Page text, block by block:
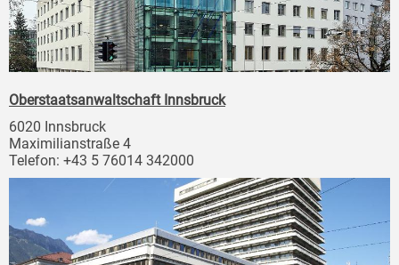
Oberstaatsanwaltschaft Innsbruck
6020 Innsbruck
Maximilianstraße 4
Telefon: +43 5 76014 342000